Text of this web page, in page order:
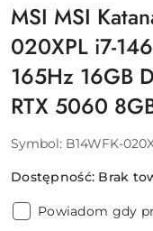
MSI MSI
020XPL i7-
165Hz 16GB
RTX 5060
Symbol: B14WFK-
Dostępność: Brak
Powiadom gdy